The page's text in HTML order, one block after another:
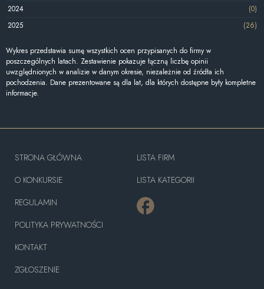
2024
(0)
2025
(26)
Wykres przedstawia sumę wszystkich ocen przypisanych do firmy w
poszczególnych latach. Zestawienie pokazuje łączną liczbę opinii
uwzględnionych w analizie w danym okresie, niezależnie od źródła ich
pochodzenia. Dane prezentowane są dla lat, dla których dostępne były kompletne
informacje.
STRONA GŁÓWNA
O KONKURSIE
REGULAMIN
POLITYKA PRYWATNOŚCI
KONTAKT
ZGŁOSZENIE
LISTA FIRM
LISTA KATEGORII